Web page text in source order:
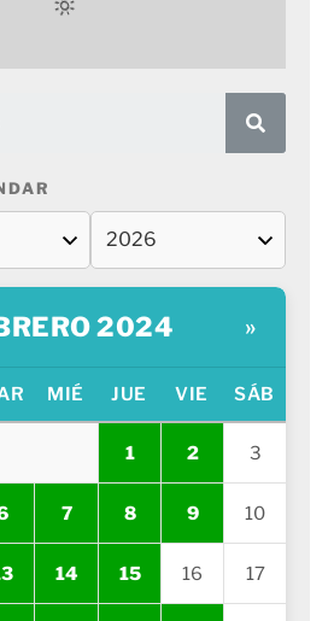
2024 »
MIÉ JUE VIE SÁB
1 2 3
7 8 9 10
14 15 16 17